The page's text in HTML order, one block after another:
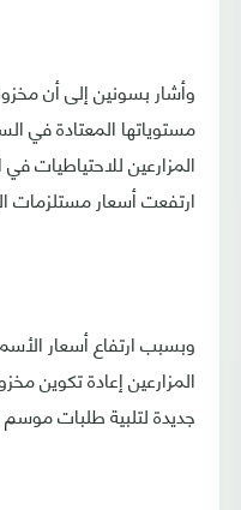
وأشار بسونين إلى أن
مستوياتها المعتادة في
المزارعين للاحتياطيات
ارتفعت أسعار مستلزمات
وبسبب ارتفاع أسعار
المزارعين إعادة تكوين
جديدة لتلبية طلبات موسم